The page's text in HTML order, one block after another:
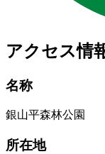
アクセス情
名称
銀山平森林公園
所在地